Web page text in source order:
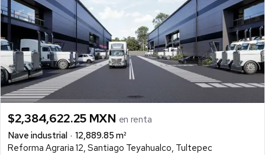
$2,384,622.25 MXN en renta
Nave industrial
12,889.85 m²
Reforma Agraria 12, Santiago Teyahualco, Tultepec